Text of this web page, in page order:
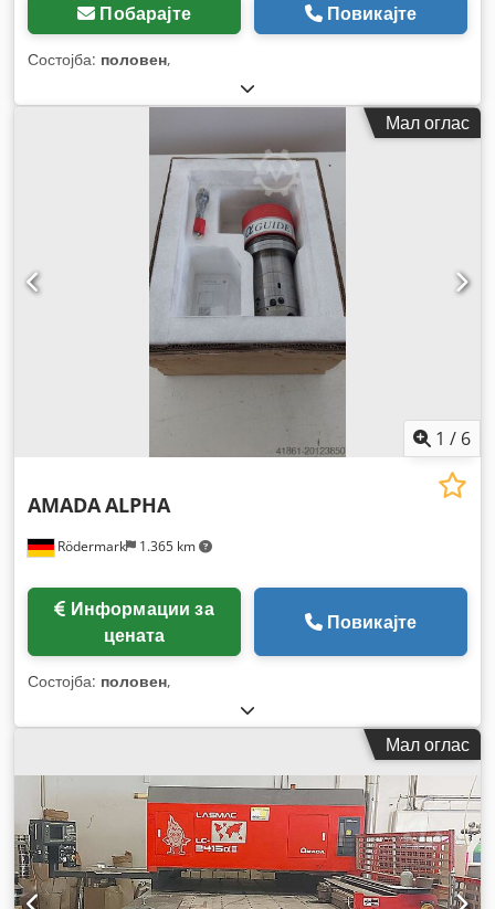
Побарајте Повикајте
Состојба: половен,
Мал оглас
1 / 6
Rödermark 1.365 km
AMADAALPHA
цената
Повикајте
Состојба: половен,
Мал оглас